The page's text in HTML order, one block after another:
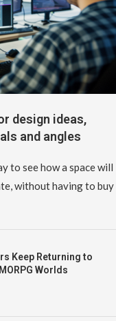
design ideas,
and angles
to see how a space will
without having to buy
Keep Returning to
Worlds